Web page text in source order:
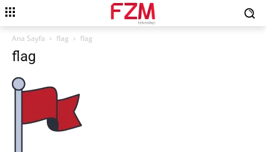
Ana Sayfa flag flag
flag